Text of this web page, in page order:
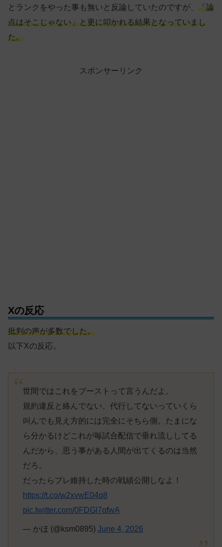
とランクをやった事も無いと反論していたのですが、 「論
点はそこじゃない」と更に叩かれる結果となっていまし
た。
スポンサーリンク
Xの反応
批判の声が多数でした。
以下Xの反応。
世間ではこれをブーストって言うんだよ。
規約違反と絡んでない、代行してないっていくら
叫んでも見え方的には完全にそちら側。たまにな
ら分かるけどこれが毎試合配信で垂れ流ししてる
んだから、思う事がある人間が出てくるのは当然
だろ。
だったらプレ維持した時の戦績公開しなよ！
https://t.co/w2xvwE04q8
pic.twitter.com/0FDGl7qfwA
— かほ (@ksm0895) June 4, 2026